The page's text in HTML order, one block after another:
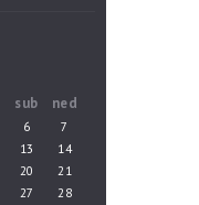
sub ned
6
7
13
14
20
21
27
28